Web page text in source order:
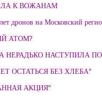
К ВОЖАНАМ
дронов на Московский
АТОМ?
НЕРАДЬКО НАСТУПИЛА
ОСТАТЬСЯ БЕЗ ХЛЕБА"
АКЦИЯ"